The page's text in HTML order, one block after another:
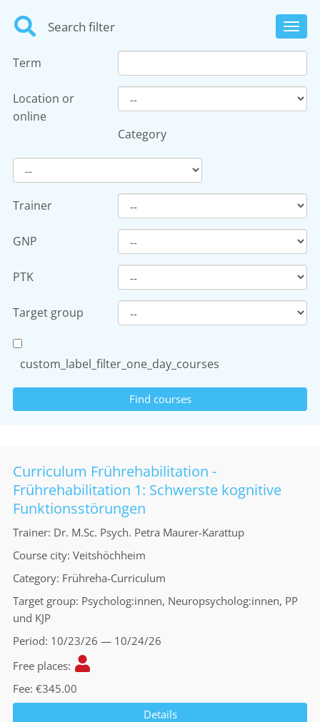
Search filter
Term
Location or
online
Category
Trainer
GNP
PTK
Target group
custom_label_filter_one_day_courses
Curriculum Frührehabilitation -
Frührehabilitation 1: Schwerste kognitive
Funktionsstörungen
Trainer Dr. M.Sc. Psych. Petra Maurer-Karattup
Course city Veitshöchheim
Category Frühreha-Curriculum
Target group Psycholog:innen, Neuropsycholog:innen, PP
und KJP
Period 10/23/26 — 10/24/26
Free places
Fee €345.00
Details